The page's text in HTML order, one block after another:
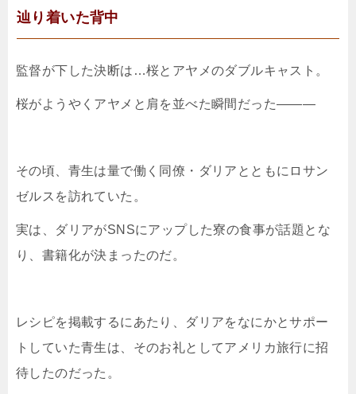
辿り着いた背中
監督が下した決断は…桜とアヤメのダブルキャスト。
桜がようやくアヤメと肩を並べた瞬間だった―――
その頃、青生は量で働く同僚・ダリアとともにロサン
ゼルスを訪れていた。
実は、ダリアがSNSにアップした寮の食事が話題とな
り、書籍化が決まったのだ。
レシピを掲載するにあたり、ダリアをなにかとサポー
トしていた青生は、そのお礼としてアメリカ旅行に招
待したのだった。